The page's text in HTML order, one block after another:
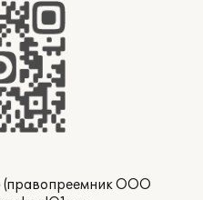
(правопреемник ООО